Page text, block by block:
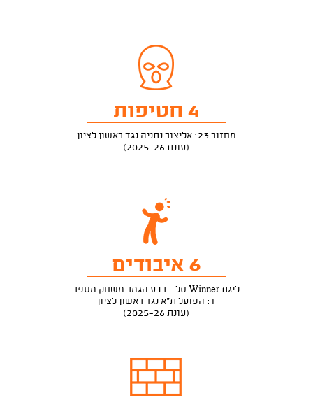
4 חטיפות
מחזור 23: אליצור נתניה נגד ראשון לציון
(עונת 2025-26)
6 איבודים
ליגת Winner סל - רבע הגמר משחק מספר
1: הפועל ת"א נגד ראשון לציון
(עונת 2025-26)